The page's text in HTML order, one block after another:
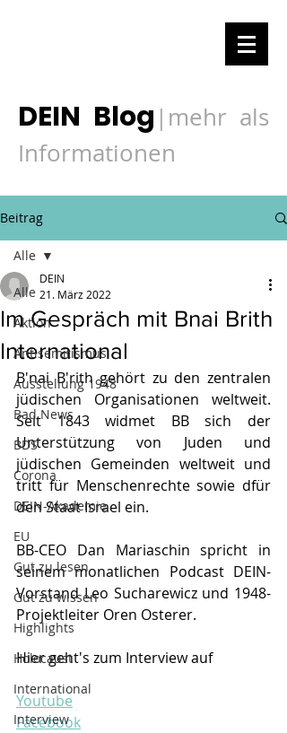
DEIN Blog | mehr als
Informationen
Beitrag
Alle
Aktion
Antisemitismus
Ausstellung 1948
Bad News
BDS
Corona
DEIN-Akademie
EU
Gut zu lesen
Gut zu wissen
Highlights
Holocaust
International
Interview
Alle
Im Gespräch mit Bnai Brith
International
DEIN
21. März 2022
B'nai B'rith gehört zu den zentralen
jüdischen Organisationen weltweit.
Seit 1843 widmet BB sich der
Unterstützung von Juden und
jüdischen Gemeinden weltweit und
tritt für Menschenrechte sowie dfür
den Staat Israel ein.
BB-CEO Dan Mariaschin spricht in
seinem monatlichen Podcast DEIN-
Vorstand Leo Sucharewicz und 1948-
Projektleiter Oren Osterer.
Hier geht's zum Interview auf
Youtube
Facebook